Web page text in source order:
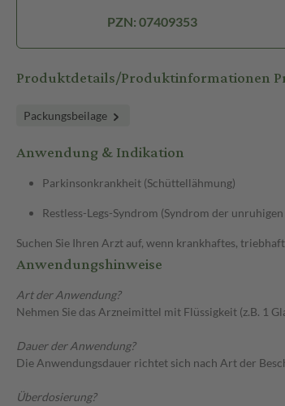
PZN: 07409353
Produktdetails/Produktinformationen
Packungsbeilage
Anwendung & Indikation
Parkinsonkrankheit (Schüttellähmung)
Restless-Legs-Syndrom (Syndrom der unruhigen
Suchen Sie Ihren Arzt auf, wenn krankhaftes,
Anwendungshinweise
Art der Anwendung?
Nehmen Sie das Arzneimittel mit Flüssigkeit (z.B. 1
Dauer der Anwendung?
Die Anwendungsdauer richtet sich nach Art der
Überdosierung?